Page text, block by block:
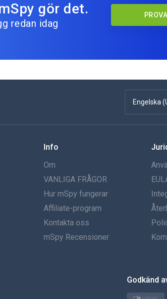
gör det.
redan idag
Engelska
franska
Spanska
Italiano
Türkçe
Info
Om
VANLIGA FRÅGOR
Hur mSpy fungerar
Affiliate-program
Kontakta oss
mSpy Recensioner
Godkänd